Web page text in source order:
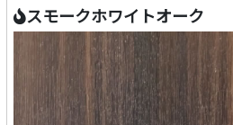
スモークホワイトオーク